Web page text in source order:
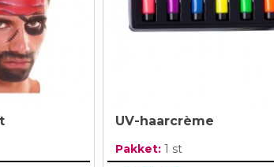
UV-haarcrème
Pakket: 1 st